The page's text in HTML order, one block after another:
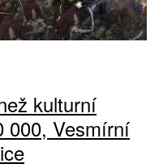
kulturní
000, Vesmírní